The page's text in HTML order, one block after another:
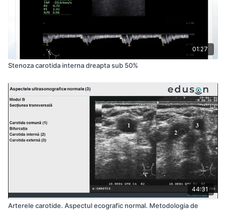
01:27
Stenoza carotida interna dreapta sub 50%
44:31
Arterele carotide. Aspectul ecografic normal. Metodologia de